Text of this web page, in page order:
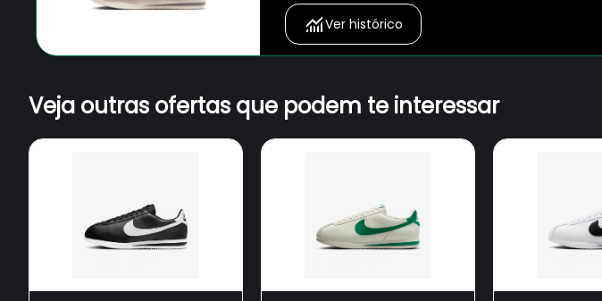
Ver histórico
Veja outras ofertas que podem te interessar